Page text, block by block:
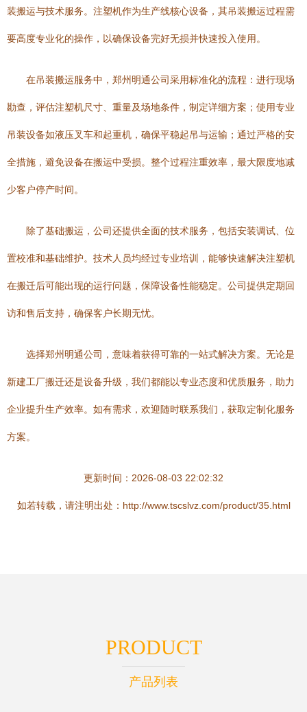
装搬运与技术服务。注塑机作为生产线核心设备，其吊装搬运过程需
要高度专业化的操作，以确保设备完好无损并快速投入使用。
在吊装搬运服务中，郑州明通公司采用标准化的流程：进行现场
勘查，评估注塑机尺寸、重量及场地条件，制定详细方案；使用专业
吊装设备如液压叉车和起重机，确保平稳起吊与运输；通过严格的安
全措施，避免设备在搬运中受损。整个过程注重效率，最大限度地减
少客户停产时间。
除了基础搬运，公司还提供全面的技术服务，包括安装调试、位
置校准和基础维护。技术人员均经过专业培训，能够快速解决注塑机
在搬迁后可能出现的运行问题，保障设备性能稳定。公司提供定期回
访和售后支持，确保客户长期无忧。
选择郑州明通公司，意味着获得可靠的一站式解决方案。无论是
新建工厂搬迁还是设备升级，我们都能以专业态度和优质服务，助力
企业提升生产效率。如有需求，欢迎随时联系我们，获取定制化服务
方案。
更新时间：2026-08-03 22:02:32
如若转载，请注明出处：http://www.tscslvz.com/product/35.html
PRODUCT
产品列表